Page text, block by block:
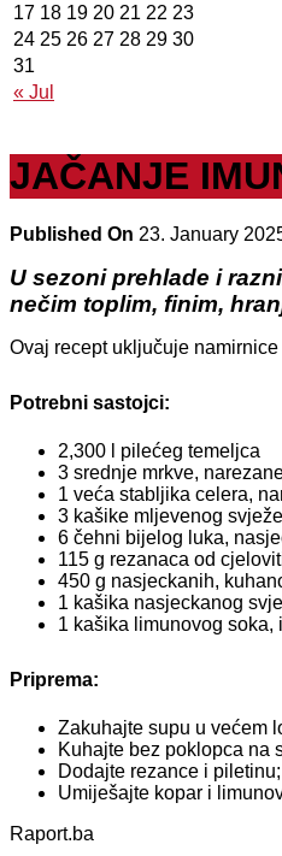
« Jul
17 18 19 20 21 22 23
24 25 26 27 28 29 30
31
JAČANJE
Published On 23. January
U sezoni prehlade i
nečim toplim, finim,
Ovaj recept uključuje
Potrebni sastojci:
2,300 l pilećeg temeljca
3 srednje mrkve,
1 veća stabljika celera,
3 kašike mljevenog
6 čehni bijelog luka,
115 g rezanaca od
450 g nasjeckanih,
1 kašika nasjeckanog
1 kašika limunovog soka,
Priprema:
Zakuhajte supu u većem
Kuhajte bez poklopca na
Dodajte rezance i
Umiješajte kopar i
Raport.ba